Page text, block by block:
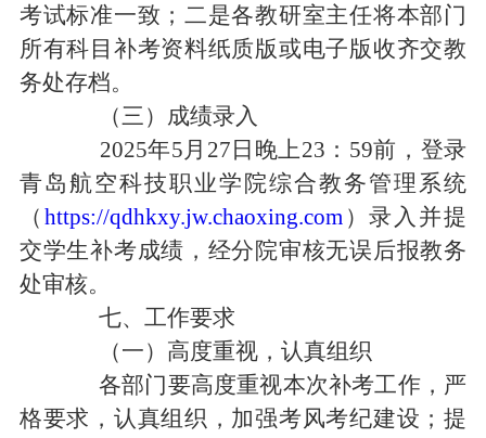
考试标准一致；二是各教研室主任将本部门
所有科目补考资料纸质版或电子版收齐交教
务处存档。
（三） 成绩录入
2025年5月 27 日 晚上23：59前 ， 登录
青岛航空科技职业学院综合教务管理系统
（ https://qdhkxy.jw.chaoxing.com）录入 并提
交学生补考成绩 ，经分院审核无误后报教务
处审核。
七、工作要求
（一）高度重视，认真组织
各部门要高度重视本次补考工作，严
格要求，认真组织 ，加强考风考纪建设 ；提